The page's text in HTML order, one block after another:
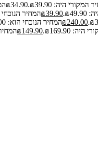
המקורי היה: ₪39.90. ₪34.90
₪39.90
המחיר הנוכחי הוא:
₪240.00
המחיר הנוכחי הוא: ₪240.00.
₪169.90.
₪149.90
המחיר